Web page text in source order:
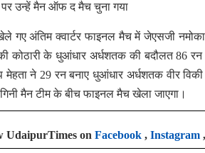
उन्हें मैन ऑफ द मैच चुना गया
गए अंतिम क्वार्टर फाइनल मैच में जेएसजी
कोठारी के धुआंधार अर्धशतक की बदौलत 86
मेहता ने 29 रन बनाए धुआंधार अर्धशतक वीर
मैन टीम के बीच फाइनल मैच खेला जाएगा।
UdaipurTimes on Facebook , Instagram